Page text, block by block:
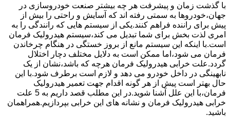
با گذشت زمان و پیشرفت هر چه بیشتر صنعت خودروسازی در
جهان،خودروها به سمتی رفته اند که آسایش و راحتی را بیش از
پیش برای راننده فراهم کنند.یکی از سیستم هایی که رانندگی را به
امری لذت بخش برای شما تبدیل می کند،سیستم هیدرولیک فرمان
است.با اینکه این سیستم مانع از بروز خستگی در هنگام چرخاندن
فرمان می شود،اما ممکن است به دلایل مختلف دچار اختلال
گردد.علت خرابی هیدرولیک فرمان هرچه که باشد،نشان از یک
نابهینگی در داخل خودرو می دهد و لازم است برطرف شود.با این
حال بهتر است پیش از هر گونه اقدام جهت تعمیر هیدرولیک
فرمان،با این علل آشنا شوید.در این مطلب قصد داریم به 5 علت
خرابی هیدرولیک فرمان و نشانه های این خرابی بپردازیم.همراهمان
باشید.